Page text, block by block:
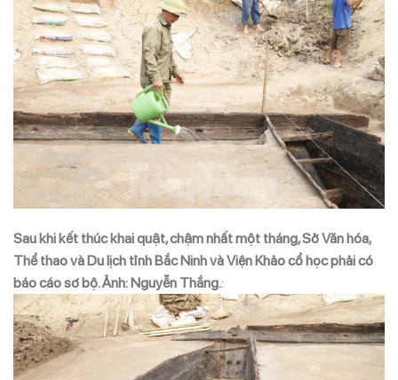
Sau khi kết thúc khai quật, chậm nhất một tháng, Sở Văn hóa,
Thể thao và Du lịch tỉnh Bắc Ninh và Viện Khảo cổ học phải có
báo cáo sơ bộ. Ảnh: Nguyễn Thắng.: